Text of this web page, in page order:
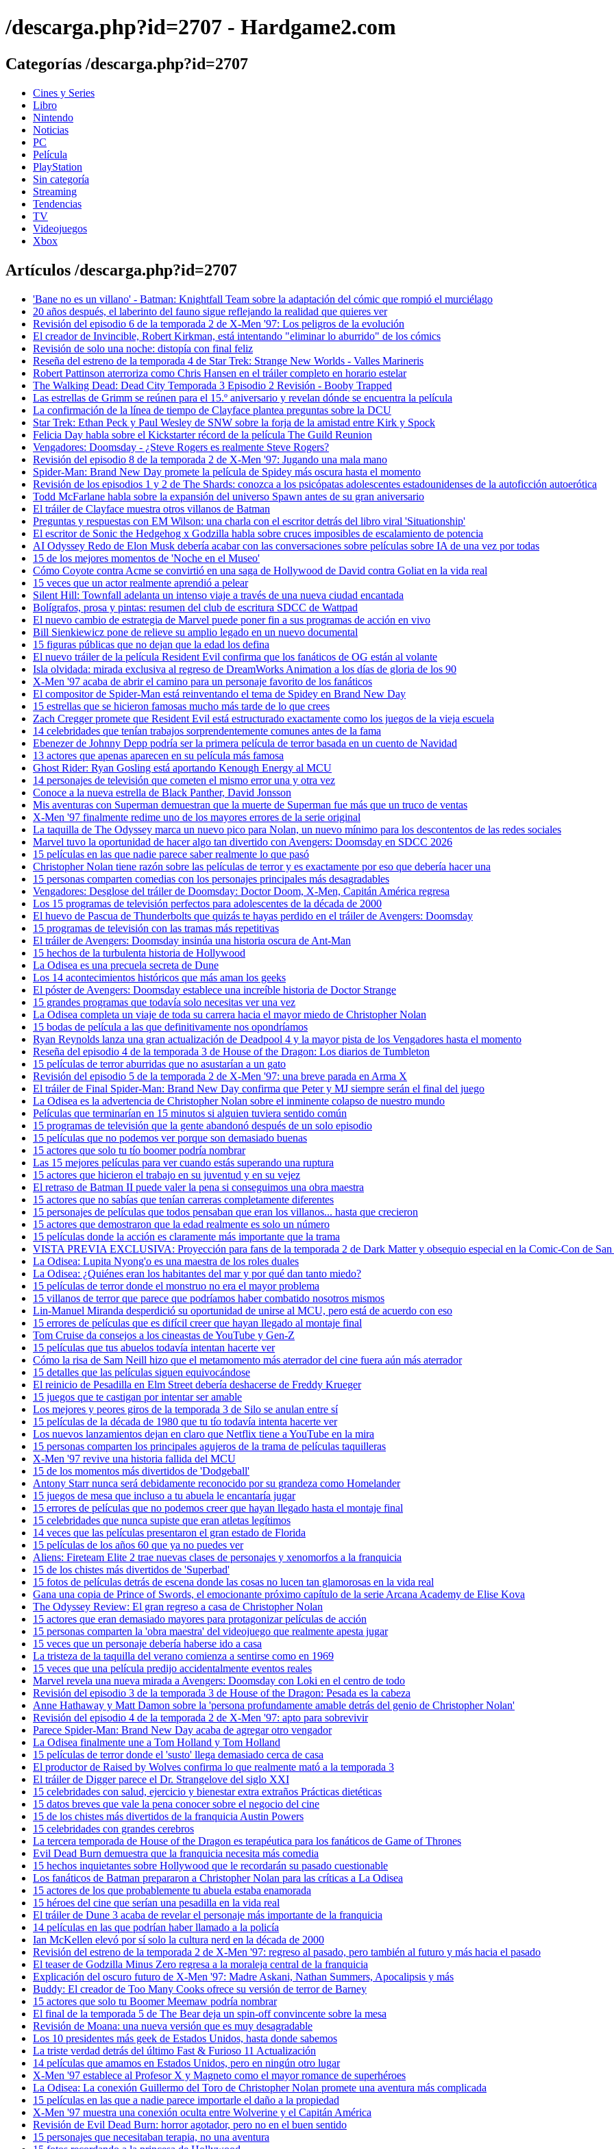
/descarga.php?id=2707 - Hardgame2.com
Categorías /descarga.php?id=2707
Cines y Series
Libro
Nintendo
Noticias
PC
Película
PlayStation
Sin categoría
Streaming
Tendencias
TV
Videojuegos
Xbox
Artículos /descarga.php?id=2707
'Bane no es un villano' - Batman: Knightfall Team sobre la adaptación del cómic que rompió el murciélago
20 años después, el laberinto del fauno sigue reflejando la realidad que quieres ver
Revisión del episodio 6 de la temporada 2 de X-Men '97: Los peligros de la evolución
El creador de Invincible, Robert Kirkman, está intentando "eliminar lo aburrido" de los cómics
Revisión de solo una noche: distopía con final feliz
Reseña del estreno de la temporada 4 de Star Trek: Strange New Worlds - Valles Marineris
Robert Pattinson aterroriza como Chris Hansen en el tráiler completo en horario estelar
The Walking Dead: Dead City Temporada 3 Episodio 2 Revisión - Booby Trapped
Las estrellas de Grimm se reúnen para el 15.º aniversario y revelan dónde se encuentra la película
La confirmación de la línea de tiempo de Clayface plantea preguntas sobre la DCU
Star Trek: Ethan Peck y Paul Wesley de SNW sobre la forja de la amistad entre Kirk y Spock
Felicia Day habla sobre el Kickstarter récord de la película The Guild Reunion
Vengadores: Doomsday - ¿Steve Rogers es realmente Steve Rogers?
Revisión del episodio 8 de la temporada 2 de X-Men '97: Jugando una mala mano
Spider-Man: Brand New Day promete la película de Spidey más oscura hasta el momento
Revisión de los episodios 1 y 2 de The Shards: conozca a los psicópatas adolescentes estadounidenses de la autoficción autoerótica
Todd McFarlane habla sobre la expansión del universo Spawn antes de su gran aniversario
El tráiler de Clayface muestra otros villanos de Batman
Preguntas y respuestas con EM Wilson: una charla con el escritor detrás del libro viral 'Situationship'
El escritor de Sonic the Hedgehog x Godzilla habla sobre cruces imposibles de escalamiento de potencia
AI Odyssey Redo de Elon Musk debería acabar con las conversaciones sobre películas sobre IA de una vez por todas
15 de los mejores momentos de 'Noche en el Museo'
Cómo Coyote contra Acme se convirtió en una saga de Hollywood de David contra Goliat en la vida real
15 veces que un actor realmente aprendió a pelear
Silent Hill: Townfall adelanta un intenso viaje a través de una nueva ciudad encantada
Bolígrafos, prosa y pintas: resumen del club de escritura SDCC de Wattpad
El nuevo cambio de estrategia de Marvel puede poner fin a sus programas de acción en vivo
Bill Sienkiewicz pone de relieve su amplio legado en un nuevo documental
15 figuras públicas que no dejan que la edad los defina
El nuevo tráiler de la película Resident Evil confirma que los fanáticos de OG están al volante
Isla olvidada: mirada exclusiva al regreso de DreamWorks Animation a los días de gloria de los 90
X-Men '97 acaba de abrir el camino para un personaje favorito de los fanáticos
El compositor de Spider-Man está reinventando el tema de Spidey en Brand New Day
15 estrellas que se hicieron famosas mucho más tarde de lo que crees
Zach Cregger promete que Resident Evil está estructurado exactamente como los juegos de la vieja escuela
14 celebridades que tenían trabajos sorprendentemente comunes antes de la fama
Ebenezer de Johnny Depp podría ser la primera película de terror basada en un cuento de Navidad
13 actores que apenas aparecen en su película más famosa
Ghost Rider: Ryan Gosling está aportando Kenough Energy al MCU
14 personajes de televisión que cometen el mismo error una y otra vez
Conoce a la nueva estrella de Black Panther, David Jonsson
Mis aventuras con Superman demuestran que la muerte de Superman fue más que un truco de ventas
X-Men '97 finalmente redime uno de los mayores errores de la serie original
La taquilla de The Odyssey marca un nuevo pico para Nolan, un nuevo mínimo para los descontentos de las redes sociales
Marvel tuvo la oportunidad de hacer algo tan divertido con Avengers: Doomsday en SDCC 2026
15 películas en las que nadie parece saber realmente lo que pasó
Christopher Nolan tiene razón sobre las películas de terror y es exactamente por eso que debería hacer una
15 personas comparten comedias con los personajes principales más desagradables
Vengadores: Desglose del tráiler de Doomsday: Doctor Doom, X-Men, Capitán América regresa
Los 15 programas de televisión perfectos para adolescentes de la década de 2000
El huevo de Pascua de Thunderbolts que quizás te hayas perdido en el tráiler de Avengers: Doomsday
15 programas de televisión con las tramas más repetitivas
El tráiler de Avengers: Doomsday insinúa una historia oscura de Ant-Man
15 hechos de la turbulenta historia de Hollywood
La Odisea es una precuela secreta de Dune
Los 14 acontecimientos históricos que más aman los geeks
El póster de Avengers: Doomsday establece una increíble historia de Doctor Strange
15 grandes programas que todavía solo necesitas ver una vez
La Odisea completa un viaje de toda su carrera hacia el mayor miedo de Christopher Nolan
15 bodas de película a las que definitivamente nos opondríamos
Ryan Reynolds lanza una gran actualización de Deadpool 4 y la mayor pista de los Vengadores hasta el momento
Reseña del episodio 4 de la temporada 3 de House of the Dragon: Los diarios de Tumbleton
15 películas de terror aburridas que no asustarían a un gato
Revisión del episodio 5 de la temporada 2 de X-Men '97: una breve parada en Arma X
El tráiler de Final Spider-Man: Brand New Day confirma que Peter y MJ siempre serán el final del juego
La Odisea es la advertencia de Christopher Nolan sobre el inminente colapso de nuestro mundo
Películas que terminarían en 15 minutos si alguien tuviera sentido común
15 programas de televisión que la gente abandonó después de un solo episodio
15 películas que no podemos ver porque son demasiado buenas
15 actores que solo tu tío boomer podría nombrar
Las 15 mejores películas para ver cuando estás superando una ruptura
15 actores que hicieron el trabajo en su juventud y en su vejez
El retraso de Batman II puede valer la pena si conseguimos una obra maestra
15 actores que no sabías que tenían carreras completamente diferentes
15 personajes de películas que todos pensaban que eran los villanos... hasta que crecieron
15 actores que demostraron que la edad realmente es solo un número
15 películas donde la acción es claramente más importante que la trama
VISTA PREVIA EXCLUSIVA: Proyección para fans de la temporada 2 de Dark Matter y obsequio especial en la Comic-Con de
La Odisea: Lupita Nyong'o es una maestra de los roles duales
La Odisea: ¿Quiénes eran los habitantes del mar y por qué dan tanto miedo?
15 películas de terror donde el monstruo no era el mayor problema
15 villanos de terror que parece que podríamos haber combatido nosotros mismos
Lin-Manuel Miranda desperdició su oportunidad de unirse al MCU, pero está de acuerdo con eso
15 errores de películas que es difícil creer que hayan llegado al montaje final
Tom Cruise da consejos a los cineastas de YouTube y Gen-Z
15 películas que tus abuelos todavía intentan hacerte ver
Cómo la risa de Sam Neill hizo que el metamomento más aterrador del cine fuera aún más aterrador
15 detalles que las películas siguen equivocándose
El reinicio de Pesadilla en Elm Street debería deshacerse de Freddy Krueger
15 juegos que te castigan por intentar ser amable
Los mejores y peores giros de la temporada 3 de Silo se anulan entre sí
15 películas de la década de 1980 que tu tío todavía intenta hacerte ver
Los nuevos lanzamientos dejan en claro que Netflix tiene a YouTube en la mira
15 personas comparten los principales agujeros de la trama de películas taquilleras
X-Men '97 revive una historia fallida del MCU
15 de los momentos más divertidos de 'Dodgeball'
Antony Starr nunca será debidamente reconocido por su grandeza como Homelander
15 juegos de mesa que incluso a tu abuela le encantaría jugar
15 errores de películas que no podemos creer que hayan llegado hasta el montaje final
15 celebridades que nunca supiste que eran atletas legítimos
14 veces que las películas presentaron el gran estado de Florida
15 películas de los años 60 que ya no puedes ver
Aliens: Fireteam Elite 2 trae nuevas clases de personajes y xenomorfos a la franquicia
15 de los chistes más divertidos de 'Superbad'
15 fotos de películas detrás de escena donde las cosas no lucen tan glamorosas en la vida real
Gana una copia de Prince of Swords, el emocionante próximo capítulo de la serie Arcana Academy de Elise Kova
The Odyssey Review: El gran regreso a casa de Christopher Nolan
15 actores que eran demasiado mayores para protagonizar películas de acción
15 personas comparten la 'obra maestra' del videojuego que realmente apesta jugar
15 veces que un personaje debería haberse ido a casa
La tristeza de la taquilla del verano comienza a sentirse como en 1969
15 veces que una película predijo accidentalmente eventos reales
Marvel revela una nueva mirada a Avengers: Doomsday con Loki en el centro de todo
Revisión del episodio 3 de la temporada 3 de House of the Dragon: Pesada es la cabeza
Anne Hathaway y Matt Damon sobre la 'persona profundamente amable detrás del genio de Christopher Nolan'
Revisión del episodio 4 de la temporada 2 de X-Men '97: apto para sobrevivir
Parece Spider-Man: Brand New Day acaba de agregar otro vengador
La Odisea finalmente une a Tom Holland y Tom Holland
15 películas de terror donde el 'susto' llega demasiado cerca de casa
El productor de Raised by Wolves confirma lo que realmente mató a la temporada 3
El tráiler de Digger parece el Dr. Strangelove del siglo XXI
15 celebridades con salud, ejercicio y bienestar extra extraños Prácticas dietéticas
15 datos breves que vale la pena conocer sobre el negocio del cine
15 de los chistes más divertidos de la franquicia Austin Powers
15 celebridades con grandes cerebros
La tercera temporada de House of the Dragon es terapéutica para los fanáticos de Game of Thrones
Evil Dead Burn demuestra que la franquicia necesita más comedia
15 hechos inquietantes sobre Hollywood que le recordarán su pasado cuestionable
Los fanáticos de Batman prepararon a Christopher Nolan para las críticas a La Odisea
15 actores de los que probablemente tu abuela estaba enamorada
15 héroes del cine que serían una pesadilla en la vida real
El tráiler de Dune 3 acaba de revelar el personaje más importante de la franquicia
14 películas en las que podrían haber llamado a la policía
Ian McKellen elevó por sí solo la cultura nerd en la década de 2000
Revisión del estreno de la temporada 2 de X-Men '97: regreso al pasado, pero también al futuro y más hacia el pasado
El teaser de Godzilla Minus Zero regresa a la moraleja central de la franquicia
Explicación del oscuro futuro de X-Men '97: Madre Askani, Nathan Summers, Apocalipsis y más
Buddy: El creador de Too Many Cooks ofrece su versión de terror de Barney
15 actores que solo tu Boomer Meemaw podría nombrar
El final de la temporada 5 de The Bear deja un spin-off convincente sobre la mesa
Revisión de Moana: una nueva versión que es muy desagradable
Los 10 presidentes más geek de Estados Unidos, hasta donde sabemos
La triste verdad detrás del último Fast & Furioso 11 Actualización
14 películas que amamos en Estados Unidos, pero en ningún otro lugar
X-Men '97 establece al Profesor X y Magneto como el mayor romance de superhéroes
La Odisea: La conexión Guillermo del Toro de Christopher Nolan promete una aventura más complicada
15 películas en las que a nadie parece importarle el daño a la propiedad
X-Men '97 muestra una conexión oculta entre Wolverine y el Capitán América
Revisión de Evil Dead Burn: horror agotador, pero no en el buen sentido
15 personajes que necesitaban terapia, no una aventura